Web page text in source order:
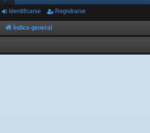
or
os
Identificarse Registrarse
Índice general